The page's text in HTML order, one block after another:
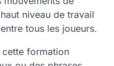
niveau de travail
tous les joueurs.
cette formation